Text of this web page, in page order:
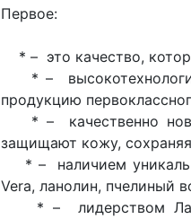
Первое:
* – это качество,
* –
продукцию
* – качественно
защищают кожу,
* – наличием
Vera, ланолин, пчелиный
* – лидерством